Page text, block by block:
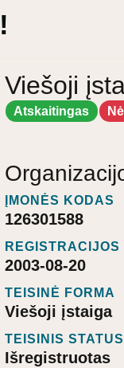
Viešoji
Atskaitingas
ĮMONĖS KODAS
126301588
REGISTRACIJOS
2003-08-20
TEISINĖ FORMA
Viešoji įstaiga
TEISINIS
Išregistruotas